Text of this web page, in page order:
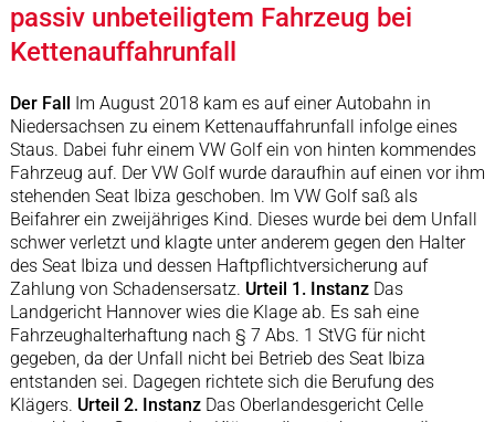
passiv unbeteiligtem Fahrzeug bei
Kettenauffahrunfall
Der Fall Im August 2018 kam es auf einer Autobahn in
Niedersachsen zu einem Kettenauffahrunfall infolge eines
Staus. Dabei fuhr einem VW Golf ein von hinten kommendes
Fahrzeug auf. Der VW Golf wurde daraufhin auf einen vor ihm
stehenden Seat Ibiza geschoben. Im VW Golf saß als
Beifahrer ein zweijähriges Kind. Dieses wurde bei dem Unfall
schwer verletzt und klagte unter anderem gegen den Halter
des Seat Ibiza und dessen Haftpflichtversicherung auf
Zahlung von Schadensersatz. Urteil 1. InstanzDas
Landgericht Hannover wies die Klage ab. Es sah eine
Fahrzeughalterhaftung nach § 7 Abs. 1 StVG für nicht
gegeben, da der Unfall nicht bei Betrieb des Seat Ibiza
entstanden sei. Dagegen richtete sich die Berufung des
Klägers. Urteil 2. Instanz Das Oberlandesgericht Celle